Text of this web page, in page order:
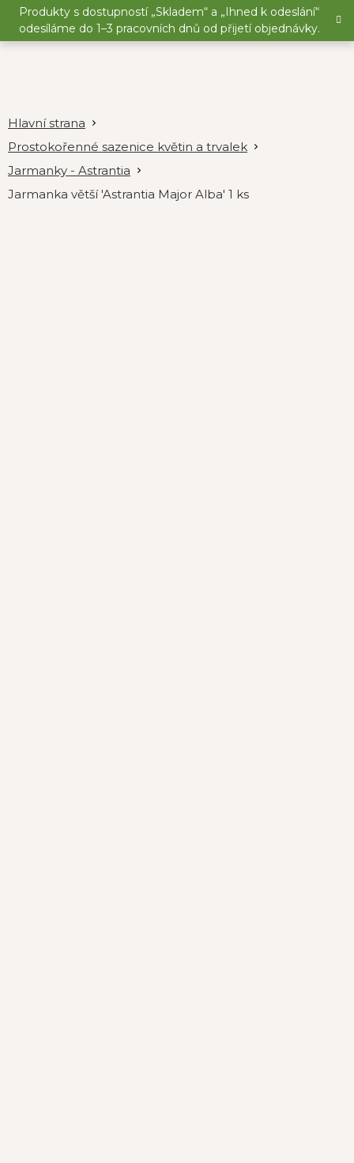
Přejít
obsah
Produkty s dostupností „Skladem“ a „Ihned k odeslání“
odesíláme do 1–3 pracovních dnů od přijetí objednávky.
Prostokořenné sazenice květin a trvalek
Jarmanky - Astrantia
Jarmanka větší 'Astrantia Major Alba' 1 ks